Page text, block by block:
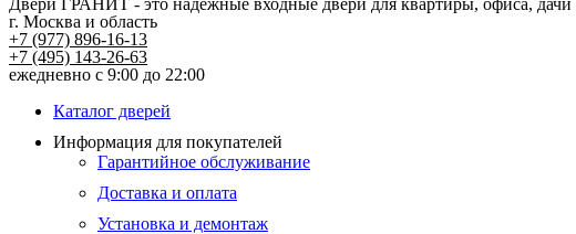
Двери ГРАНИТ - это надежные входные двери для квартиры, офиса,
г. Москва и область
+7 (977) 896-16-13
+7 (495) 143-26-63
ежедневно с 9:00 до 22:00
Каталог дверей
Информация для покупателей
Гарантийное обслуживание
Доставка и оплата
Установка и демонтаж